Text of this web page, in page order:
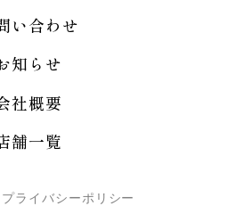
い合わせ
知らせ
社概要
舗一覧
プライバシーポリシー